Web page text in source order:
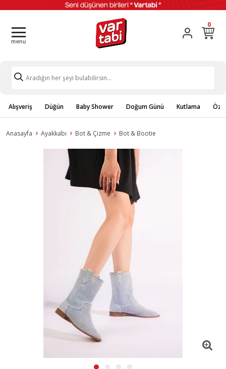
0
Alışveriş Düğün Baby Shower Doğum Günü Kutlama
Anasayfa Ayakkabı Bot & Çizme Bot & Bootie